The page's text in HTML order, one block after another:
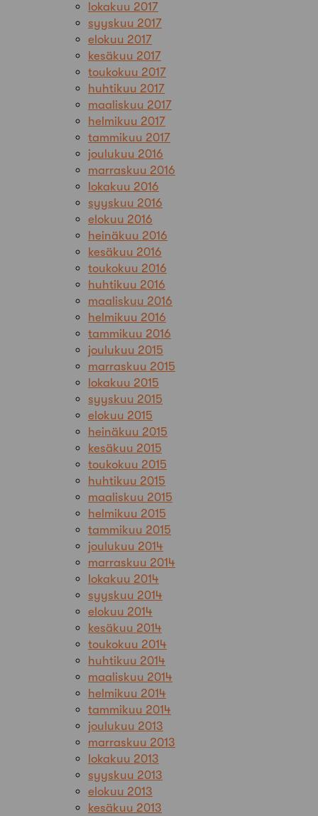
lokakuu 2017
syyskuu 2017
elokuu 2017
kesäkuu 2017
toukokuu 2017
huhtikuu 2017
maaliskuu 2017
helmikuu 2017
tammikuu 2017
joulukuu 2016
marraskuu 2016
lokakuu 2016
syyskuu 2016
elokuu 2016
heinäkuu 2016
kesäkuu 2016
toukokuu 2016
huhtikuu 2016
maaliskuu 2016
helmikuu 2016
tammikuu 2016
joulukuu 2015
marraskuu 2015
lokakuu 2015
syyskuu 2015
elokuu 2015
heinäkuu 2015
kesäkuu 2015
toukokuu 2015
huhtikuu 2015
maaliskuu 2015
helmikuu 2015
tammikuu 2015
joulukuu 2014
marraskuu 2014
lokakuu 2014
syyskuu 2014
elokuu 2014
kesäkuu 2014
toukokuu 2014
huhtikuu 2014
maaliskuu 2014
helmikuu 2014
tammikuu 2014
joulukuu 2013
marraskuu 2013
lokakuu 2013
syyskuu 2013
elokuu 2013
kesäkuu 2013